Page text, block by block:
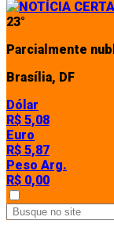
23°
Parcialmente
Brasília, DF
Dólar
R$ 5,08
Euro
R$ 5,87
Peso Arg.
R$ 0,00